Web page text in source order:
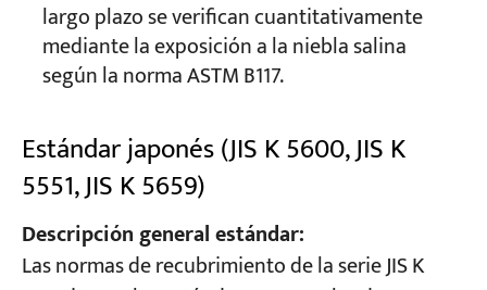
largo plazo se verifican cuantitativamente
mediante la exposición a la niebla salina
según la norma ASTM B117.
Estándar japonés (JIS K 5600, JIS K
5551, JIS K 5659)
Descripción general estándar:
Las normas de recubrimiento de la serie JIS K